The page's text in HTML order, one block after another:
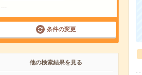
---
条件の変更
他の検索結果を見る